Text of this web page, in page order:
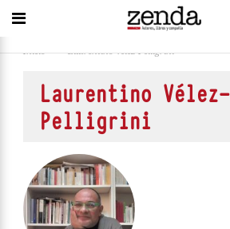
Inicio > Laurentino Vélez-Pelligrini
Laurentino Vélez-
Pelligrini